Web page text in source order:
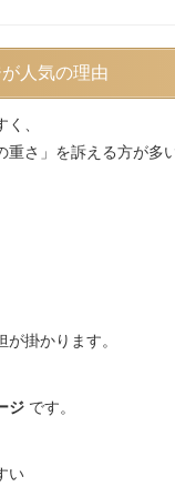
人気の理由
、
重さ」を訴える方が多
掛かります。
ジ です。
い